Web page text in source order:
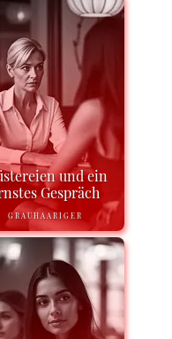
und ein
Gespräch
GRAUHAARIGER